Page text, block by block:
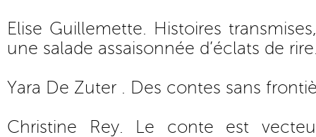
Elise Guillemette. Histoires
une salade assaisonnée d’éclats de
Yara De Zuter . Des contes sans
Christine Rey. Le conte est